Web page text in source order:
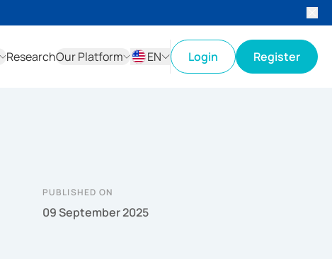
ResearchOur Platform
EN
Login Register
PUBLISHED ON
09 September 2025